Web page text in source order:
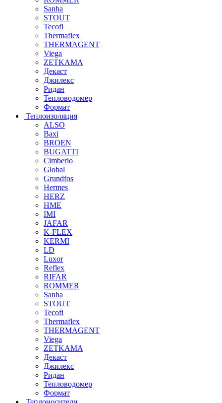
Sanha
STOUT
Tecofi
Thermaflex
THERMAGENT
Viega
ZETKAMA
Декаст
Джилекс
Ридан
Тепловодомер
Формат
Теплоизоляция
ALSO
Baxi
BROEN
BUGATTI
Cimberio
Global
Grundfos
Hermes
HERZ
HME
IMI
JAFAR
K-FLEX
KERMI
LD
Luxor
Reflex
RIFAR
ROMMER
Sanha
STOUT
Tecofi
Thermaflex
THERMAGENT
Viega
ZETKAMA
Декаст
Джилекс
Ридан
Тепловодомер
Формат